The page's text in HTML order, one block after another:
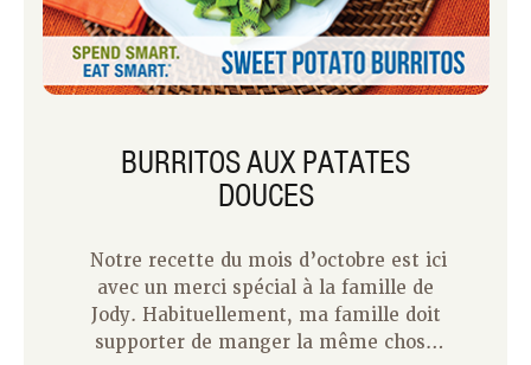
BURRITOS AUX PATATES
DOUCES
Notre recette du mois d’octobre est ici
avec un merci spécial à la famille de
Jody. Habituellement, ma famille doit
supporter de manger la même chose